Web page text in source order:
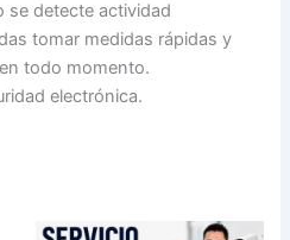
se detecte actividad
tomar medidas rápidas y
todo momento.
electrónica.